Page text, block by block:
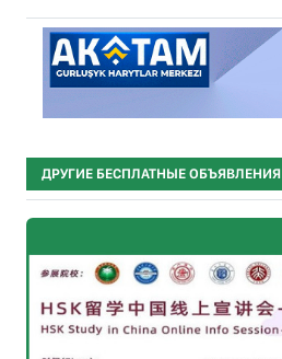
ДРУГИЕ БЕСПЛАТНЫЕ ОБЪЯВЛЕНИЯ